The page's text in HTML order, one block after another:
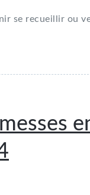
se recueillir ou